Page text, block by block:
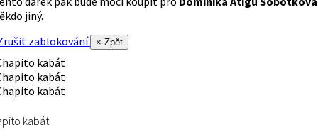
jiný.
zablokování
× Zpět
kabát